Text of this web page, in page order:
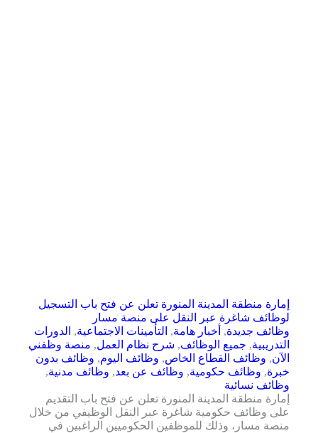
إمارة منطقة المدينة المنورة تعلن عن فتح باب التسجيل
لوظائف شاغرة عبر النقل على منصة مسار
وظائف جديدة, أخبار هامة, التأمينات الاجتماعية, الدورات
التدريبية, جميع الوظائف, شرح نظام العمل, منصة وظفني
الآن, وظائف القطاع الخاص, وظائف اليوم, وظائف بدون
خبرة, وظائف حكومية, وظائف عن بعد, وظائف مدنية,
وظائف نسائية
إمارة منطقة المدينة المنورة تعلن عن فتح باب التقديم
على وظائف حكومية شاغرة عبر النقل الوظيفي من خلال
منصة مسار، وذلك للموظفين الحكوميين الراغبين في